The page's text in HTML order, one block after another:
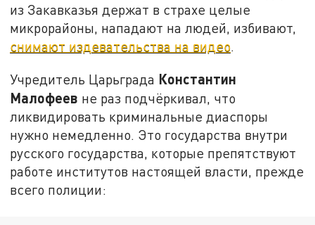
из Закавказья держат в страхе целые
микрорайоны, нападают на людей, избивают,
снимают издевательства на видео.
Учредитель Царьграда Константин
Малофеев не раз подчёркивал, что
ликвидировать криминальные диаспоры
нужно немедленно. Это государства внутри
русского государства, которые препятствуют
работе институтов настоящей власти, прежде
всего полиции: